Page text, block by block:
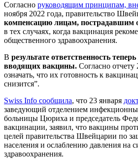
Согласно руководящим принципам,
ноября 2022 года, правительство
компенсацию лицам, пострадавшим
в тех случаях, когда вакцинация
общественного здравоохранения.
В результате ответственность
вводящих вакцины. Согласно
означать, что их готовность к
снизится”.
Swiss Info сообщила, что 23 января
заведующий отделением
больницы Цюриха и председатель
вакцинации, заявил, что вакцины
целей правительства Швейцарии по
населения и ослаблению давления на
здравоохранения.